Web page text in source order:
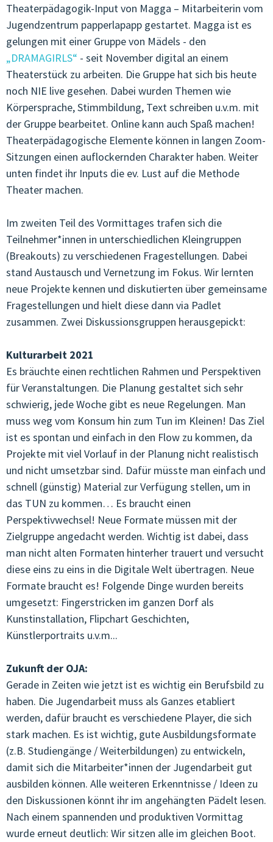
Theaterpädagogik-Input von Magga – Mitarbeiterin vom
Jugendzentrum papperlapapp gestartet. Magga ist es
gelungen mit einer Gruppe von Mädels - den
„DRAMAGIRLS“ - seit November digital an einem
Theaterstück zu arbeiten. Die Gruppe hat sich bis heute
noch NIE live gesehen. Dabei wurden Themen wie
Körpersprache, Stimmbildung, Text schreiben u.v.m. mit
der Gruppe bearbeitet. Online kann auch Spaß machen!
Theaterpädagogische Elemente können in langen Zoom-
Sitzungen einen auflockernden Charakter haben. Weiter
unten findet ihr Inputs die ev. Lust auf die Methode
Theater machen.
Im zweiten Teil des Vormittages trafen sich die
Teilnehmer*innen in unterschiedlichen Kleingruppen
(Breakouts) zu verschiedenen Fragestellungen. Dabei
stand Austausch und Vernetzung im Fokus. Wir lernten
neue Projekte kennen und diskutierten über gemeinsame
Fragestellungen und hielt diese dann via Padlet
zusammen. Zwei Diskussionsgruppen herausgepickt:
Kulturarbeit 2021
Es bräuchte einen rechtlichen Rahmen und Perspektiven
für Veranstaltungen. Die Planung gestaltet sich sehr
schwierig, jede Woche gibt es neue Regelungen. Man
muss weg vom Konsum hin zum Tun im Kleinen! Das Ziel
ist es spontan und einfach in den Flow zu kommen, da
Projekte mit viel Vorlauf in der Planung nicht realistisch
und nicht umsetzbar sind. Dafür müsste man einfach und
schnell (günstig) Material zur Verfügung stellen, um in
das TUN zu kommen… Es braucht einen
Perspektivwechsel! Neue Formate müssen mit der
Zielgruppe angedacht werden. Wichtig ist dabei, dass
man nicht alten Formaten hinterher trauert und versucht
diese eins zu eins in die Digitale Welt übertragen. Neue
Formate braucht es! Folgende Dinge wurden bereits
umgesetzt: Fingerstricken im ganzen Dorf als
Kunstinstallation, Flipchart Geschichten,
Künstlerportraits u.v.m...
Zukunft der OJA:
Gerade in Zeiten wie jetzt ist es wichtig ein Berufsbild zu
haben. Die Jugendarbeit muss als Ganzes etabliert
werden, dafür braucht es verschiedene Player, die sich
stark machen. Es ist wichtig, gute Ausbildungsformate
(z.B. Studiengänge / Weiterbildungen) zu entwickeln,
damit sich die Mitarbeiter*innen der Jugendarbeit gut
ausbilden können. Alle weiteren Erkenntnisse / Ideen zu
den Diskussionen könnt ihr im angehängten Pädelt lesen.
Nach einem spannenden und produktiven Vormittag
wurde erneut deutlich: Wir sitzen alle im gleichen Boot.